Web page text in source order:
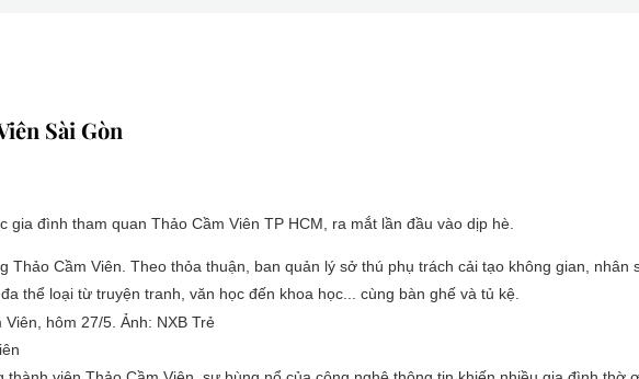
Sài Gòn
đình tham quan Thảo Cầm Viên TP HCM, ra mắt lần đầu vào dịp hè.
Thảo Cầm Viên. Theo thỏa thuận, ban quản lý sở thú phụ trách cải tạo không gian, nhân
thể loại từ truyện tranh, văn học đến khoa học... cùng bàn ghế và tủ kệ.